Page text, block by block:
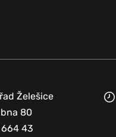
Želešice
80
43